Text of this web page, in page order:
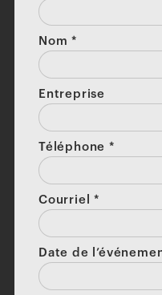
Nom*
Entreprise
Téléphone*
Courriel*
Date de